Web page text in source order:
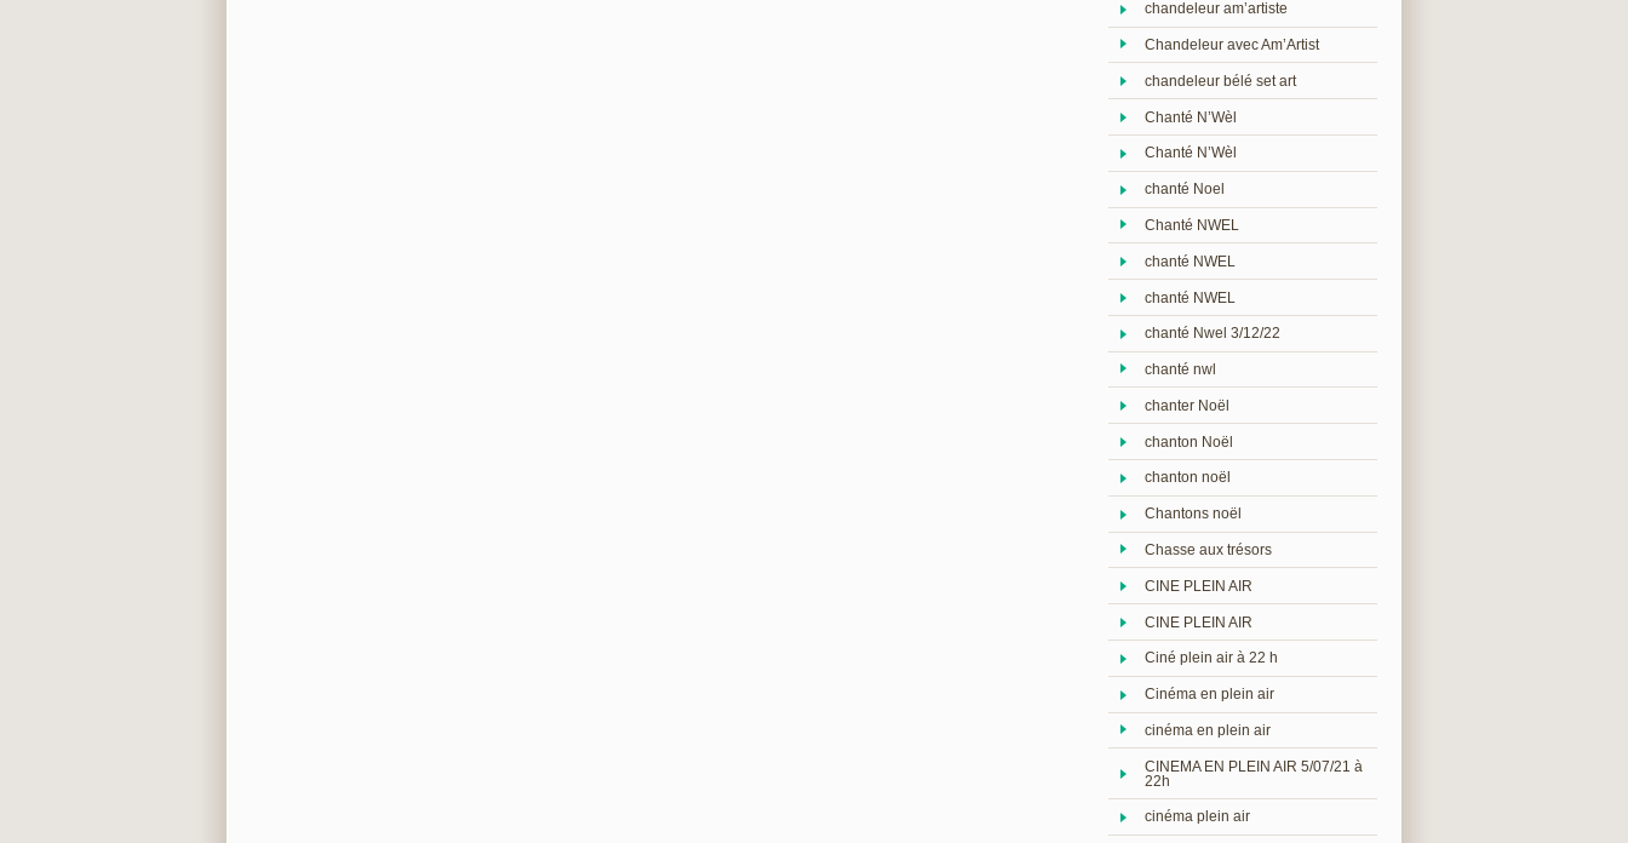
chandeleur am’artiste
Chandeleur avec Am’Artist
chandeleur bélé set art
Chanté N’Wèl
Chanté N’Wèl
chanté Noel
Chanté NWEL
chanté NWEL
chanté NWEL
chanté Nwel 3/12/22
chanté nwl
chanter Noël
chanton Noël
chanton noël
Chantons noël
Chasse aux trésors
CINE PLEIN AIR
CINE PLEIN AIR
Ciné plein air à 22 h
Cinéma en plein air
cinéma en plein air
CINEMA EN PLEIN AIR 5/07/21 à
22h
cinéma plein air